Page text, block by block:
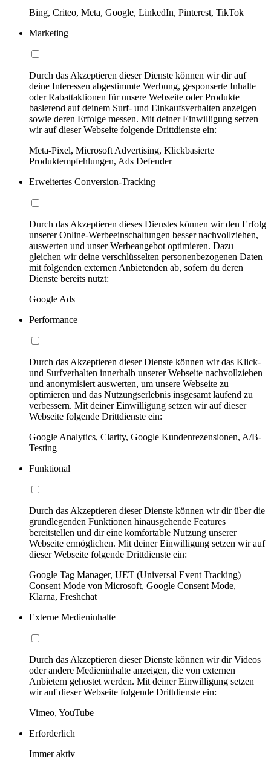
Bing, Criteo, Meta, Google, LinkedIn, Pinterest, TikTok
Marketing
Durch das Akzeptieren dieser Dienste können wir dir auf
deine Interessen abgestimmte Werbung, gesponserte Inhalte
oder Rabattaktionen für unsere Webseite oder Produkte
basierend auf deinem Surf- und Einkaufsverhalten anzeigen
sowie deren Erfolge messen. Mit deiner Einwilligung setzen
wir auf dieser Webseite folgende Drittdienste ein:
Meta-Pixel, Microsoft Advertising, Klickbasierte
Produktempfehlungen, Ads Defender
Erweitertes Conversion-Tracking
Durch das Akzeptieren dieses Dienstes können wir den Erfolg
unserer Online-Werbeeinschaltungen besser nachvollziehen,
auswerten und unser Werbeangebot optimieren. Dazu
gleichen wir deine verschlüsselten personenbezogenen Daten
mit folgenden externen Anbietenden ab, sofern du deren
Dienste bereits nutzt:
Google Ads
Performance
Durch das Akzeptieren dieser Dienste können wir das Klick-
und Surfverhalten innerhalb unserer Webseite nachvollziehen
und anonymisiert auswerten, um unsere Webseite zu
optimieren und das Nutzungserlebnis insgesamt laufend zu
verbessern. Mit deiner Einwilligung setzen wir auf dieser
Webseite folgende Drittdienste ein:
Google Analytics, Clarity, Google Kundenrezensionen, A/B-
Testing
Funktional
Durch das Akzeptieren dieser Dienste können wir dir über die
grundlegenden Funktionen hinausgehende Features
bereitstellen und dir eine komfortable Nutzung unserer
Webseite ermöglichen. Mit deiner Einwilligung setzen wir auf
dieser Webseite folgende Drittdienste ein:
Google Tag Manager, UET (Universal Event Tracking)
Consent Mode von Microsoft, Google Consent Mode,
Klarna, Freshchat
Externe Medieninhalte
Durch das Akzeptieren dieser Dienste können wir dir Videos
oder andere Medieninhalte anzeigen, die von externen
Anbietern gehostet werden. Mit deiner Einwilligung setzen
wir auf dieser Webseite folgende Drittdienste ein:
Vimeo, YouTube
Erforderlich
Immer aktiv